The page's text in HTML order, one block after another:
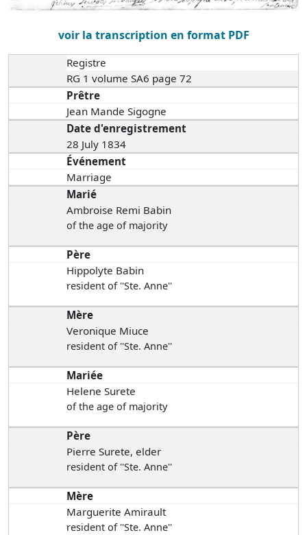
voir la transcription en format PDF
Registre
RG 1 volume SA6 page 72
Prêtre
Jean Mande Sigogne
Date d'enregistrement
28 July 1834
Événement
Marriage
Marié
Ambroise Remi Babin
of the age of majority
Père
Hippolyte Babin
resident of ''Ste. Anne''
Mère
Veronique Miuce
resident of ''Ste. Anne''
Mariée
Helene Surete
of the age of majority
Père
Pierre Surete, elder
resident of ''Ste. Anne''
Mère
Marguerite Amirault
resident of ''Ste. Anne''